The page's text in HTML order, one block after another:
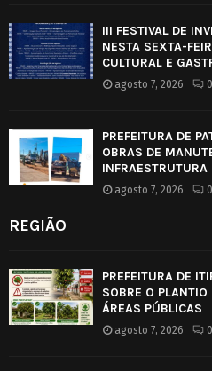
III FESTIVAL DE
NESTA SEXTA-
CULTURAL E
agosto 7, 2026 0
PREFEITURA DE
OBRAS DE
agosto 7, 2026 0
REGIÃO
PREFEITURA DE
SOBRE O PLANTIO
ÁREAS PÚBLICAS
agosto 7, 2026 0